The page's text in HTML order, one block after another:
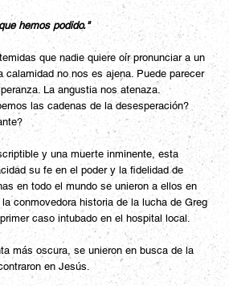
hemos podido."
que nadie quiere oír pronunciar a un
calamidad no nos es ajena. Puede parecer
La angustia nos atenaza.
las cadenas de la desesperación?
y una muerte inminente, esta
su fe en el poder y la fidelidad de
en todo el mundo se unieron a ellos en
conmovedora historia de la lucha de Greg
caso intubado en el hospital local.
más oscura, se unieron en busca de la
en Jesús.